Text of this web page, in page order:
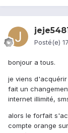
Posté(e)
bonjour a tous.
je viens d'acquérir
fait un
internet illimité,
alors le forfait
compte orange